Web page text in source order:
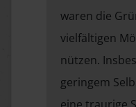
waren die
vielfältigen
nützen.
geringem